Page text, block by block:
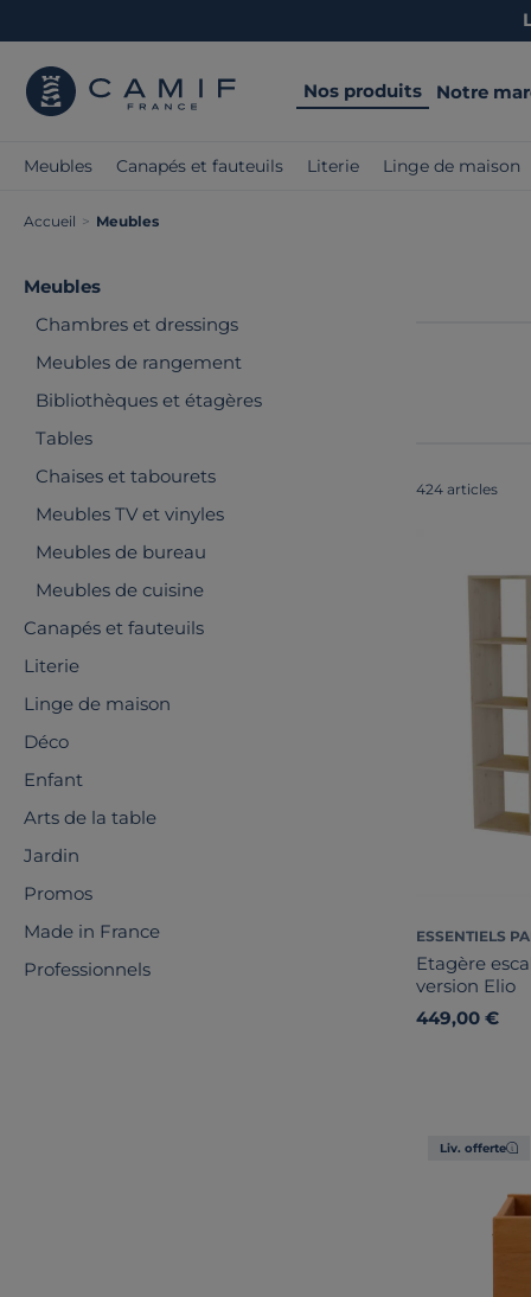
Nos produits Notre
Meubles Canapés et fauteuils Literie Linge de maison
Accueil > Meubles
Meubles
Chambres et dressings
Meubles de rangement
Bibliothèques et étagères
Tables
Chaises et tabourets
Meubles TV et vinyles
Meubles de bureau
Meubles de cuisine
Canapés et fauteuils
Literie
Linge de maison
Déco
Enfant
Arts de la table
Jardin
Promos
Made in France
Professionnels
424 articles
ESSENTIELS
Etagère
version Elio
449,00 €
Liv. offerte